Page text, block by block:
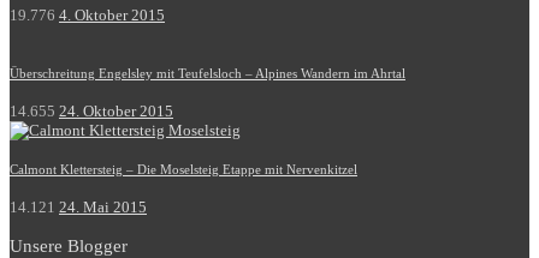
19.776 4. Oktober 2015
Überschreitung Engelsley mit Teufelsloch – Alpines Wandern im Ahrtal
14.655 24. Oktober 2015
Calmont Klettersteig – Die Moselsteig Etappe mit Nervenkitzel
14.121 24. Mai 2015
Unsere Blogger